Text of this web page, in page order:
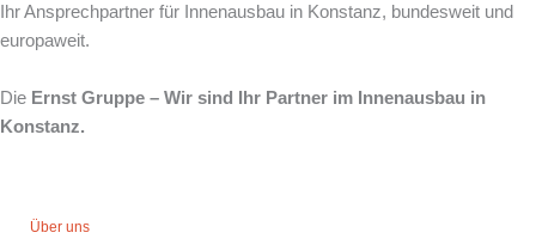
Ihr Ansprechpartner für Innenausbau in Konstanz, bundesweit und
europaweit.
Die Ernst Gruppe – Wir sind Ihr Partner im Innenausbau in
Konstanz.
Über uns